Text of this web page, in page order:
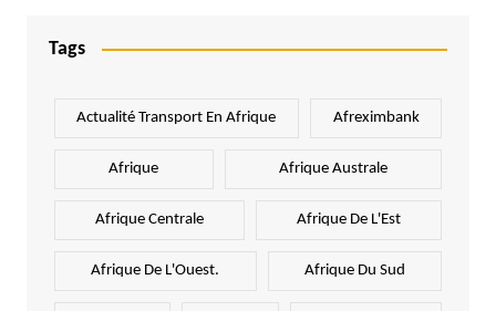
Tags
Actualité Transport En Afrique Afreximbank
Afrique Afrique Australe
Afrique Centrale Afrique De L'Est
Afrique De L'Ouest. Afrique Du Sud